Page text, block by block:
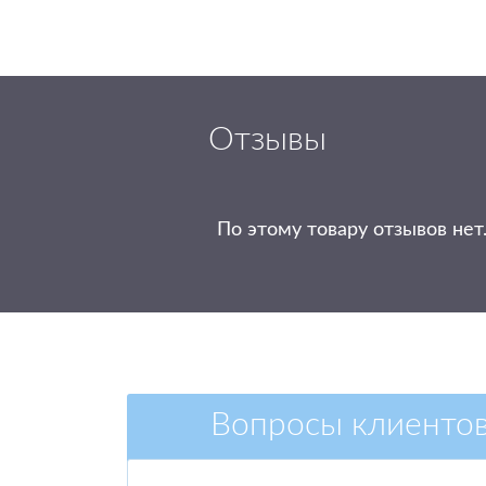
Отзывы
По этому товару отзывов нет.
Вопросы